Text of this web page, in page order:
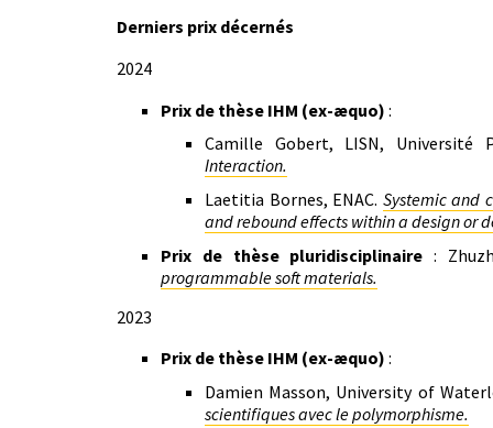
Derniers prix décernés
2024
Prix de thèse IHM (ex-æquo) :
Camille Gobert, LISN, Université
Interaction.
Laetitia Bornes, ENAC. Systemic and
and rebound effects within a design or
Prix de thèse pluridisciplinaire :
programmable soft materials.
2023
Prix de thèse IHM (ex-æquo) :
Damien Masson, University of
scientifiques avec le polymorphisme.